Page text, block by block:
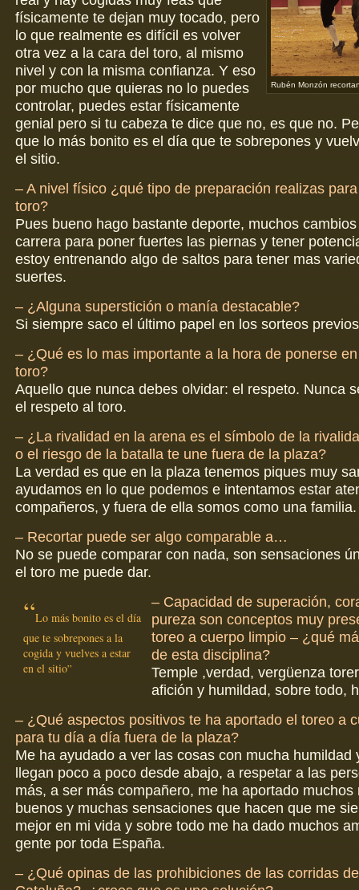
Rubén Monzón
físicamente te dejan muy tocado, pero
lo que realmente es difícil es volver
otra vez a la cara del toro, al mismo
nivel y con la misma confianza. Y eso
por mucho que quieras no lo puedes
controlar, puedes estar físicamente
genial pero si tu cabeza te dice que no, es que no.
que lo más bonito es el día que te sobrepones y
el sitio.
– A nivel físico ¿qué tipo de preparación realizas
toro?
Pues bueno hago bastante deporte, muchos
carrera para poner fuertes las piernas y tener
estoy entrenando algo de saltos para tener mas
suertes.
– ¿Alguna superstición o manía destacable?
Si siempre saco el último papel en los sorteos
– ¿Qué es lo mas importante a la hora de ponerse
toro?
Aquello que nunca debes olvidar: el respeto. Nunca
el respeto al toro.
– ¿La rivalidad en la arena es el símbolo de la
o el riesgo de la batalla te une fuera de la plaza?
La verdad es que en la plaza tenemos piques muy
ayudamos en lo que podemos e intentamos estar
compañeros, y fuera de ella somos como una familia.
– Recortar puede ser algo comparable a…
No se puede comparar con nada, son sensaciones
el toro me puede dar.
Lo más bonito es el día
que te sobrepones a la
cogida y vuelves a estar
en el sitio
– Capacidad de superación,
pureza son conceptos muy
toreo a cuerpo limpio – ¿qué
de esta disciplina?
Temple ,verdad, vergüenza
afición y humildad, sobre todo,
– ¿Qué aspectos positivos te ha aportado el toreo a
para tu día a día fuera de la plaza?
Me ha ayudado a ver las cosas con mucha humildad
llegan poco a poco desde abajo, a respetar a las
más, a ser más compañero, me ha aportado muchos
buenos y muchas sensaciones que hacen que me
mejor en mi vida y sobre todo me ha dado muchos
gente por toda España.
– ¿Qué opinas de las prohibiciones de las corridas